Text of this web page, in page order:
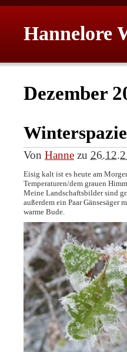
Hannelore
Dezember
Von Hanne zu
Eisig kalt ist es heute am
Temperaturen/dem grauen
Meine Landschaftsbilder sind
außerdem ein Paar
warme Bude.